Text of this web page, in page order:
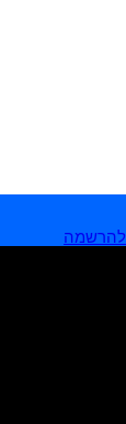
להרשמה